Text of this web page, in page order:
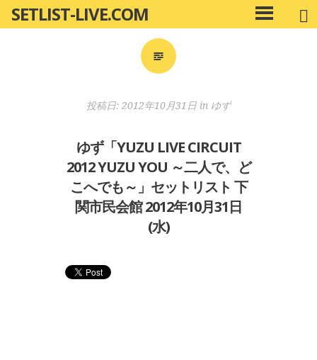
ン
SETLIST-LIVE.COM
メ
イ
投稿日: 2012年10月31日 in ゆず
ゆず「YUZU LIVE CIRCUIT
2012 YUZU YOU ～二人で、ど
こへでも～」セットリスト 下
関市民会館 2012年10月31日
(水)